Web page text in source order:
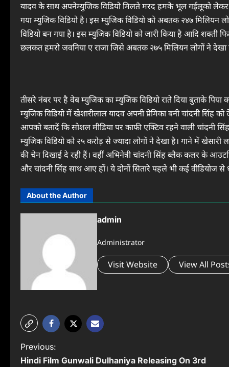
यादव के साथ अपनेम्युजिक विडियो मिलते मरद हमके भूल गईलूको लेकर
गया म्युजिक विडियो है। इस म्युजिक विडियो को अबतक २४७
विडियो बन गया है। इस म्युजिक विडियो को जारी किया है आदि शक्ती
छलकत हमरो जवनिया ए राजा जिसे अबतक २७५ मिलियन लोगों ने देखा
तीसरे नंबर पर है वेब म्युजिक का म्युजिक विडियो राते दिया बुताके
म्युजिक विडियो में खेशारीलाल यादव अपनी प्रेमिका बनी चांदनी सिंह
आपको बतादें कि सोशल मीडिया पर काफी एक्टिव रहने वाली चांदनी
म्युजिक विडियो को २५ करोड़ से ज्यादा लोगों ने देखा है। गाने में
की चेन दिखाई दे रही हैं। वहीं अभिनेत्री चांदनी सिंह ब्‍लैक कलर के
और चांदनी सिंह साथ आए हों। ये दोनों सितारे पहले भी कई वीडियोज
About the Author
admin
Administrator
Visit Website View All
P
Previous:
Hindi Film Gunwali Dulhaniya Releasing On 3rd